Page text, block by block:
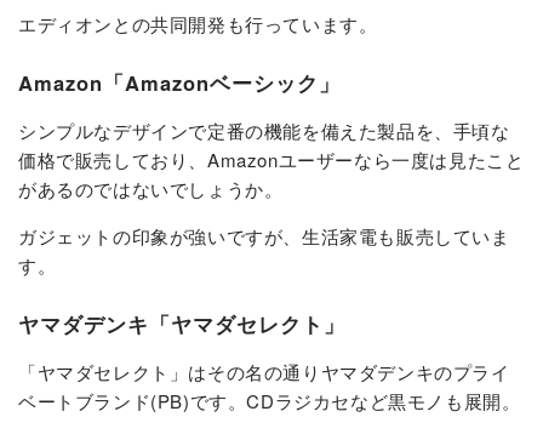
エディオンとの共同開発も行っています。
Amazon「Amazonベーシック」
シンプルなデザインで定番の機能を備えた製品を、手頃な
価格で販売しており、Amazonユーザーなら一度は見たこと
があるのではないでしょうか。
ガジェットの印象が強いですが、生活家電も販売していま
す。
ヤマダデンキ「ヤマダセレクト」
「ヤマダセレクト」はその名の通りヤマダデンキのプライ
ベートブランド(PB)です。CDラジカセなど黒モノも展開。